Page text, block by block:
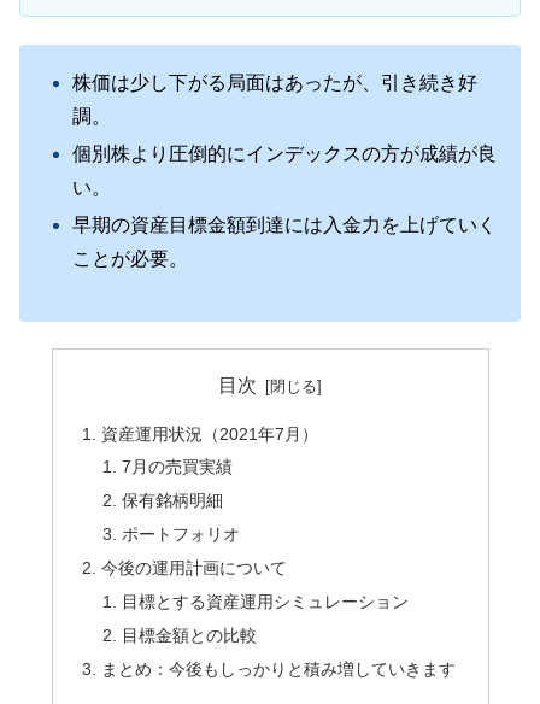
株価は少し下がる局面はあったが、引き続き好
調。
個別株より圧倒的にインデックスの方が成績が良
い。
早期の資産目標金額到達には入金力を上げていく
ことが必要。
目次
資産運用状況（2021年7月）
7月の売買実績
保有銘柄明細
ポートフォリオ
今後の運用計画について
目標とする資産運用シミュレーション
目標金額との比較
まとめ：今後もしっかりと積み増していきます